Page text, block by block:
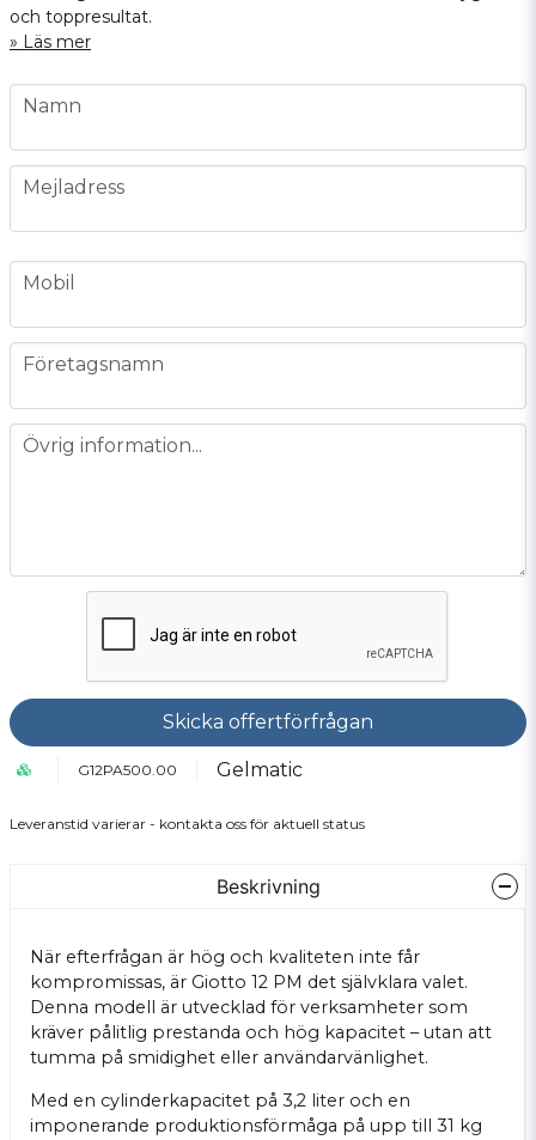
och toppresultat.
Läs mer
name
Namn
email
Mejladress
phone
Mobil
company
Företagsnamn
message
Övrig information...
Skicka offertförfrågan
G12PA500.00 Gelmatic
Leveranstid varierar - kontakta oss för aktuell status
Beskrivning
När efterfrågan är hög och kvaliteten inte får
kompromissas, är Giotto 12 PM det självklara valet.
Denna modell är utvecklad för verksamheter som
kräver pålitlig prestanda och hög kapacitet – utan att
tumma på smidighet eller användarvänlighet.
Med en cylinderkapacitet på 3,2 liter och en
imponerande produktionsförmåga på upp till 31 kg